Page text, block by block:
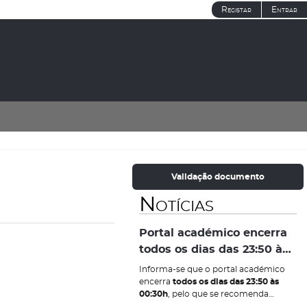
Registar Entrar
Validação documento
Notícias
Portal académico encerra
todos os dias das 23:50 às
00:30h
Informa-se que o portal académico
encerra todos os dias das 23:50 às
00:30h , pelo que se recomenda